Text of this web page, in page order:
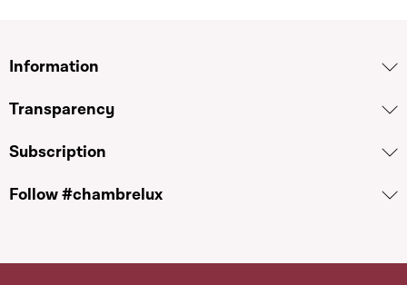
Information
Transparency
Subscription
Follow #chambrelux